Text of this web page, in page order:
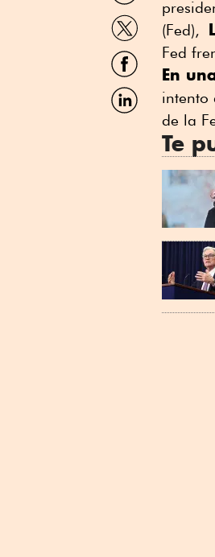
WhatsApp
Compartir
por
Twitter
Compartir
por
Facebook
Compartir
por
(Fed),
Fed
En
intento
de la
Te